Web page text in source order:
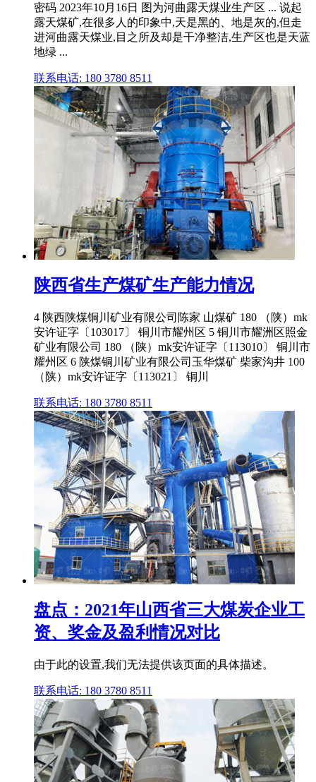
密码 2023年10月16日 图为河曲露天煤业生产区 ... 说起
露天煤矿,在很多人的印象中,天是黑的、地是灰的,但走
进河曲露天煤业,目之所及却是干净整洁,生产区也是天蓝
地绿 ...
联系电话: 180 3780 8511
陕西省生产煤矿生产能力情况
4 陕西陕煤铜川矿业有限公司陈家 山煤矿 180 （陕）mk
安许证字〔103017〕 铜川市耀州区 5 铜川市耀洲区照金
矿业有限公司 180 （陕）mk安许证字〔113010〕 铜川市
耀州区 6 陕煤铜川矿业有限公司玉华煤矿 柴家沟井 100
（陕）mk安许证字〔113021〕 铜川
联系电话: 180 3780 8511
盘点：2021年山西省三大煤炭企业工
资、奖金及盈利情况对比
由于此的设置,我们无法提供该页面的具体描述。
联系电话: 180 3780 8511